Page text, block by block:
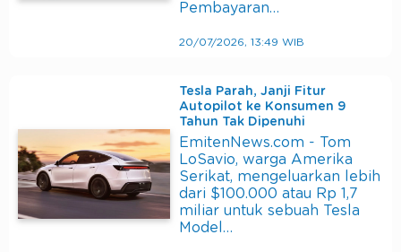
Pembayaran…
20/07/2026, 13:49 WIB
Tesla Parah, Janji Fitur
Autopilot ke Konsumen 9
Tahun Tak Dipenuhi
EmitenNews.com - Tom
LoSavio, warga Amerika
Serikat, mengeluarkan lebih
dari $100.000 atau Rp 1,7
miliar untuk sebuah Tesla
Model…